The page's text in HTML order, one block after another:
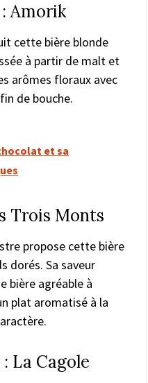
Amorik
cette bière blonde
à partir de malt et
arômes floraux avec
de bouche.
et sa
Trois Monts
propose cette bière
dorés. Sa saveur
bière agréable à
plat aromatisé à la
La Cagole